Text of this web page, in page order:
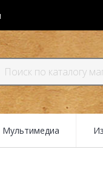
Мультимедиа